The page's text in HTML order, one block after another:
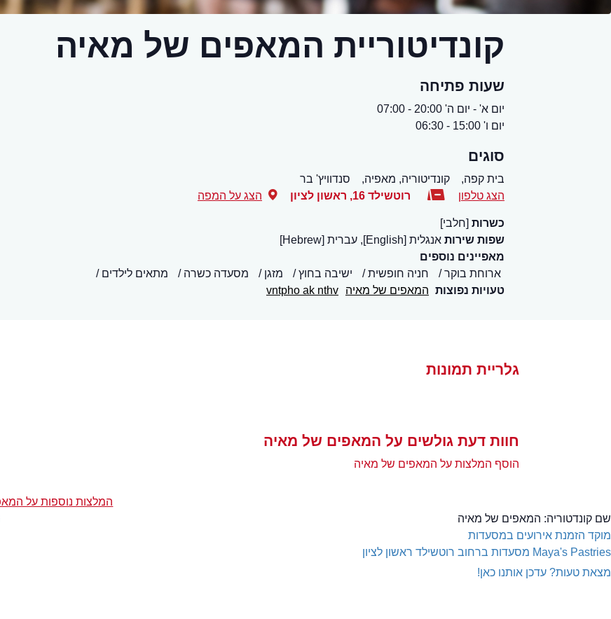
קונדיטוריית המאפים של מאיה
שעות פתיחה
יום א' - יום ה' 20:00 - 07:00
יום ו' 15:00 - 06:30
סוגים
בית קפה, קונדיטוריה, מאפיה,
סנדוויץ' בר
הצג טלפון
רוטשילד 16 , ראשון לציון הצג על המפה
כשרות [חלבי]
שפות שירות אנגלית [English], עברית [Hebrew]
מאפיינים נוספים
ארוחת בוקר
חניה חופשית ישיבה בחוץ מזגן מסעדה כשרה
מתאים לילדים
טעויות נפוצות המאפים של מאיה vntpho ak nthv
גלריית תמונות
חוות דעת גולשים על המאפים של מאיה
הוסף המלצות על המאפים של מאיה
המלצות נוספות על
שם קונדטוריה: המאפים של מאיה
מוקד הזמנת אירועים במסעדות
Maya's Pastries מסעדות ברחוב רוטשילד ראשון לציון
מצאת טעות? עדכן אותנו כאן!